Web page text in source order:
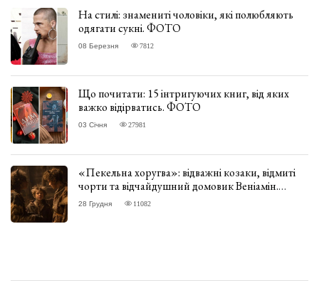
На стилі: знамениті чоловіки, які полюбляють
одягати сукні. ФОТО
08 Березня 7812
Що почитати: 15 інтригуючих книг, від яких
важко відірватись. ФОТО
03 Січня 27981
«Пекельна хоругва»: відважні козаки, відмиті
чорти та відчайдушний домовик Веніамін.
ВІДГУК
28 Грудня 11082